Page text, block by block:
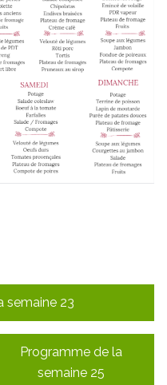
semaine 23
Programme de la
semaine 25